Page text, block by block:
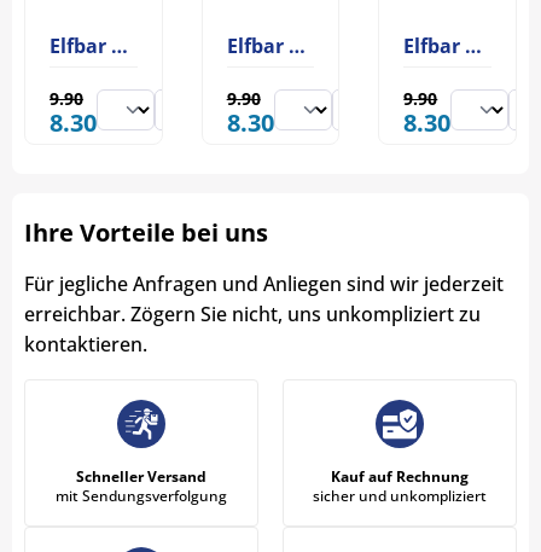
Elfbar 600 Menthol
8.30
9.90
Elfbar 600 Pink Lemonade
8.30
9.90
Elfbar 600 Apple Peach
8.30
9.90
Ihre Vorteile bei uns
Für jegliche Anfragen und Anliegen sind wir jederzeit
erreichbar. Zögern Sie nicht, uns unkompliziert zu
kontaktieren.
Schneller Versand
mit Sendungsverfolgung
Kauf auf Rechnung
sicher und unkompliziert